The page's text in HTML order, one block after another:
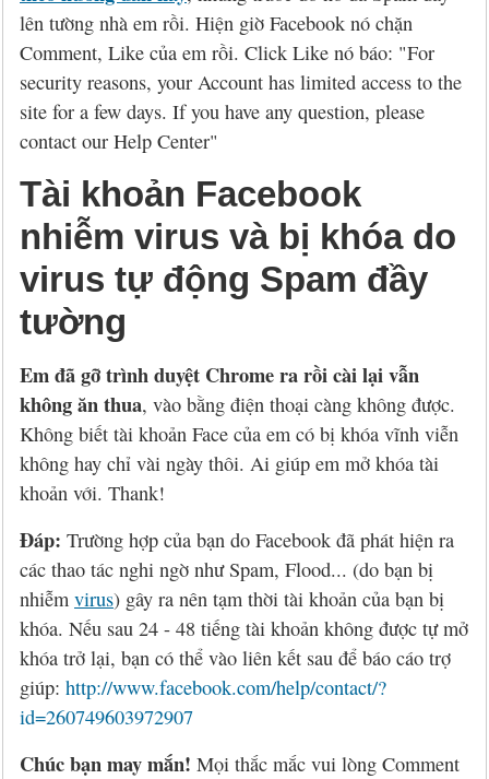
Đặt mua
Liên hệ
Eset NOD32 2027
Panda 2026, 2027
Sucuri Website Scanner
Bkav Heartbleed Scanner
Cứu dữ liệu bị virus mã hóa
Diệt virus mã hóa dữ liệu
Đặt mua Eset
Đặt mua Panda
Đặt mua BullGuard
Đặt mua F-Secure
Đặt mua G DATA
Đặt mua Malwarebytes
Đặt mua Symantec
Đặt mua Webroot
Chính sách bảo mật
Thông tin về BB.Com.Vn
lên tường nhà em rồi. Hiện giờ Facebook nó chặn
Comment, Like của em rồi. Click Like nó báo: "For
security reasons, your Account has limited access to the
site for a few days. If you have any question, please
contact our Help Center"
Tài khoản Facebook
nhiễm virus và bị khóa do
virus tự động Spam đầy
tường
Em đã gỡ trình duyệt Chrome ra rồi cài lại vẫn
không ăn thua, vào bằng điện thoại càng không được.
Không biết tài khoản Face của em có bị khóa vĩnh viễn
không hay chỉ vài ngày thôi. Ai giúp em mở khóa tài
khoản với. Thank!
Đáp: Trường hợp của bạn do Facebook đã phát hiện ra
các thao tác nghi ngờ như Spam, Flood... (do bạn bị
nhiễm virus) gây ra nên tạm thời tài khoản của bạn bị
khóa. Nếu sau 24 - 48 tiếng tài khoản không được tự mở
khóa trở lại, bạn có thể vào liên kết sau để báo cáo trợ
giúp: http://www.facebook.com/help/contact/?
id=260749603972907
Chúc bạn may mắn! Mọi thắc mắc vui lòng Comment